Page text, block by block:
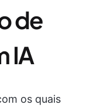
de
IA
os quais